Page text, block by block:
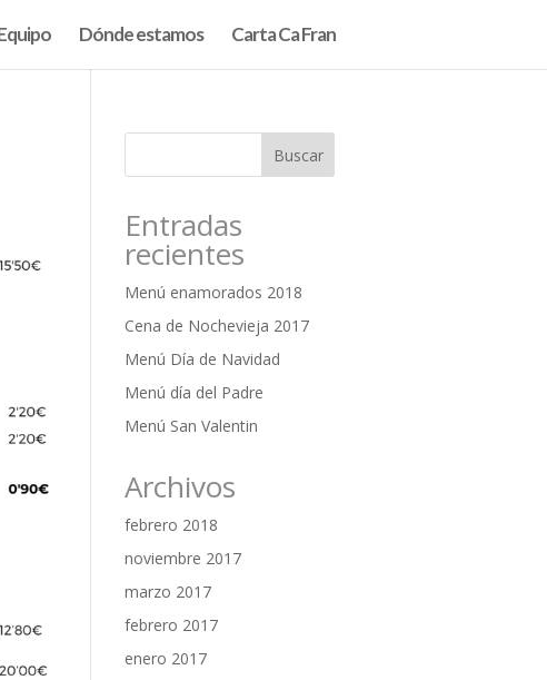
Dónde estamos Carta Ca Fran
Entradas
recientes
Menú enamorados 2018
Cena de Nochevieja 2017
Menú Día de Navidad
Menú día del Padre
Menú San Valentin
Archivos
febrero 2018
noviembre 2017
marzo 2017
febrero 2017
enero 2017